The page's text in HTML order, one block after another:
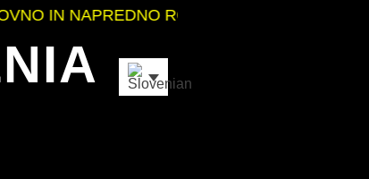
IN NAPREDNO ROKOVANJE Z OROŽJEM